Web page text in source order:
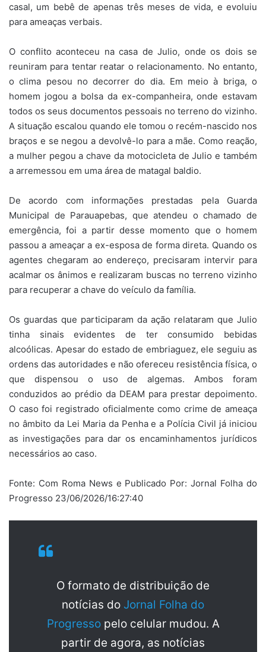
casal, um bebê de apenas três meses de vida, e evoluiu
para ameaças verbais.
O conflito aconteceu na casa de Julio, onde os dois se
reuniram para tentar reatar o relacionamento. No entanto,
o clima pesou no decorrer do dia. Em meio à briga, o
homem jogou a bolsa da ex-companheira, onde estavam
todos os seus documentos pessoais no terreno do vizinho.
A situação escalou quando ele tomou o recém-nascido nos
braços e se negou a devolvê-lo para a mãe. Como reação,
a mulher pegou a chave da motocicleta de Julio e também
a arremessou em uma área de matagal baldio.
De acordo com informações prestadas pela Guarda
Municipal de Parauapebas, que atendeu o chamado de
emergência, foi a partir desse momento que o homem
passou a ameaçar a ex-esposa de forma direta. Quando os
agentes chegaram ao endereço, precisaram intervir para
acalmar os ânimos e realizaram buscas no terreno vizinho
para recuperar a chave do veículo da família.
Os guardas que participaram da ação relataram que Julio
tinha sinais evidentes de ter consumido bebidas
alcoólicas. Apesar do estado de embriaguez, ele seguiu as
ordens das autoridades e não ofereceu resistência física, o
que dispensou o uso de algemas. Ambos foram
conduzidos ao prédio da DEAM para prestar depoimento.
O caso foi registrado oficialmente como crime de ameaça
no âmbito da Lei Maria da Penha e a Polícia Civil já iniciou
as investigações para dar os encaminhamentos jurídicos
necessários ao caso.
Fonte: Com Roma News e Publicado Por: Jornal Folha do
Progresso 23/06/2026/16:27:40
O formato de distribuição de
notícias do Jornal Folha do
Progresso pelo celular mudou. A
partir de agora, as notícias